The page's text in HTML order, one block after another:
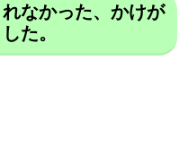
なかった、かけが
た。